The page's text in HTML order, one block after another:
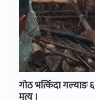
गोठ भत्किँदा गल्याङ